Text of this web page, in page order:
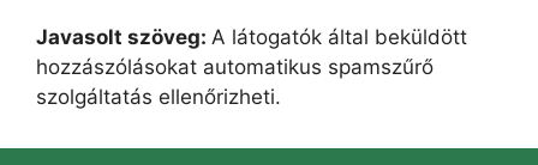
Javasolt szöveg: A látogatók által beküldött
hozzászólásokat automatikus spamszűrő
szolgáltatás ellenőrizheti.